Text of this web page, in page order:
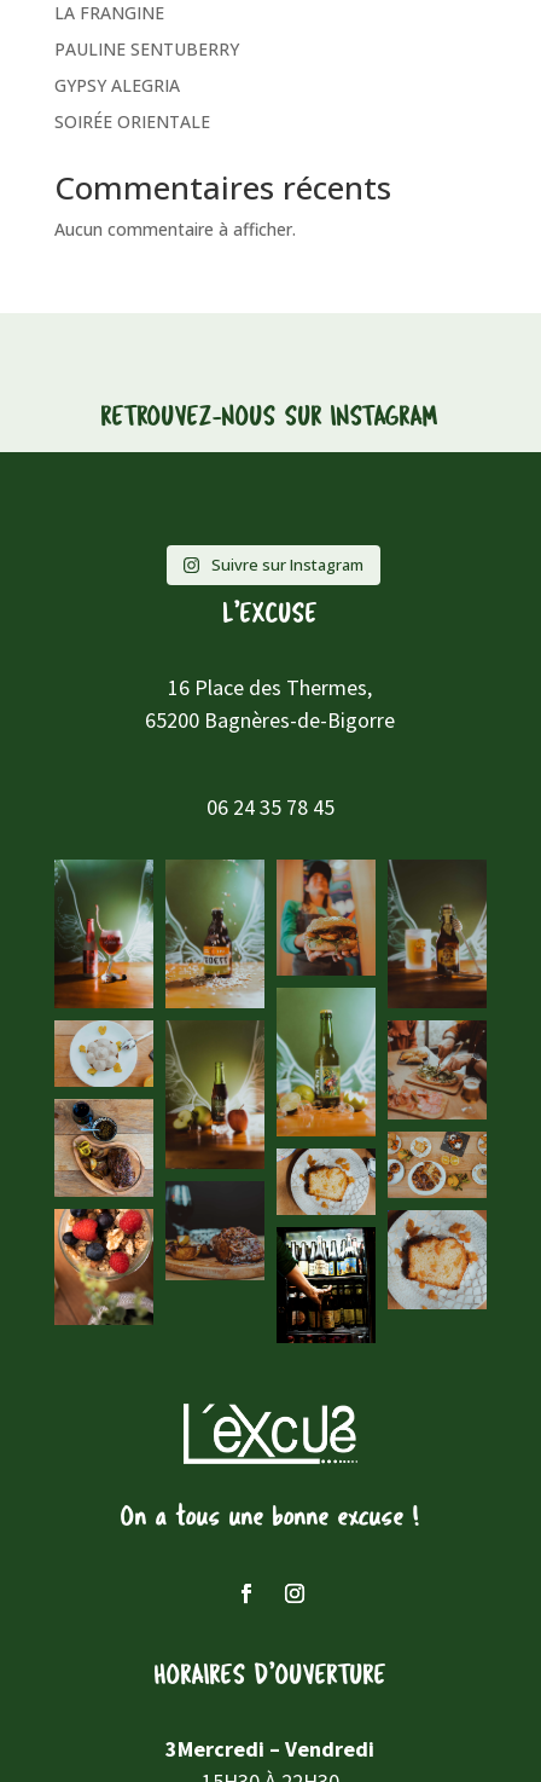
LA FRANGINE
PAULINE SENTUBERRY
GYPSY ALEGRIA
SOIRÉE ORIENTALE
Commentaires récents
Aucun commentaire à afficher.
RETROUVEZ-NOUS SUR INSTAGRAM
Suivre sur Instagram
L’EXCUSE
16 Place des Thermes,
65200 Bagnères-de-Bigorre
06 24 35 78 45
On a tous une bonne excuse !
HORAIRES D’OUVERTURE
3Mercredi – Vendredi